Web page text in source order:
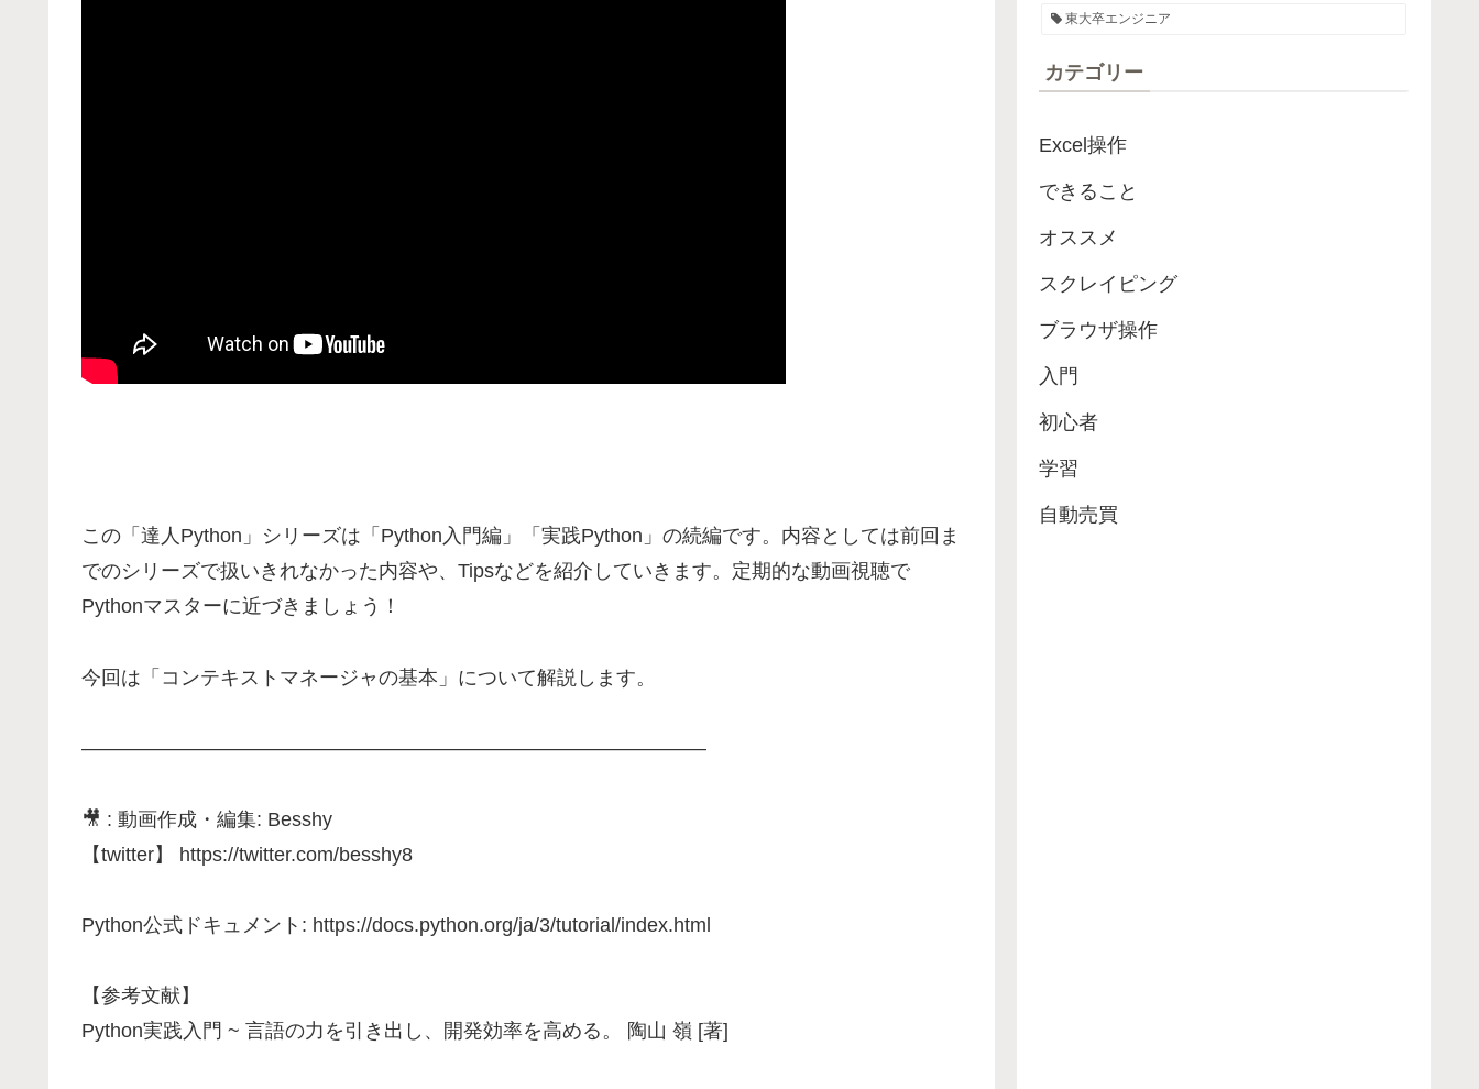
この「達人Python」シリーズは「Python入門編」「実践Python」の続編です。内容としては前回ま
でのシリーズで扱いきれなかった内容や、Tipsなどを紹介していきます。定期的な動画視聴で
Pythonマスターに近づきましょう！
今回は「コンテキストマネージャの基本」について解説します。
———————————————————————————————–
🎥 : 動画作成・編集: Besshy
【twitter】 https://twitter.com/besshy8
Python公式ドキュメント: https://docs.python.org/ja/3/tutorial/index.html
【参考文献】
Python実践入門 ~ 言語の力を引き出し、開発効率を高める。 陶山 嶺 [著]
東大卒エンジニア
カテゴリー
Excel操作
できること
オススメ
スクレイピング
ブラウザ操作
入門
初心者
学習
自動売買